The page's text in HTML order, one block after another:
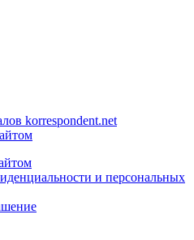
korrespondent.net
и персональных